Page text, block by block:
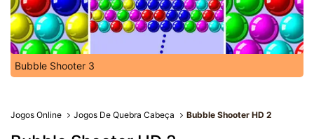
Bubble Shooter 3
Jogos Online Jogos De Quebra Cabeça Bubble Shooter HD 2